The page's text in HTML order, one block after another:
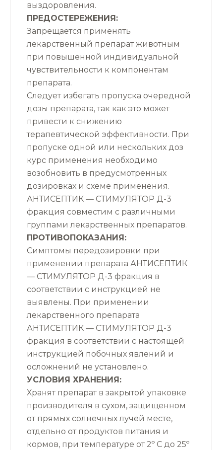
выздоровления.
ПРЕДОСТЕРЕЖЕНИЯ:
Запрещается применять
лекарственный препарат животным
при повышенной индивидуальной
чувствительности к компонентам
препарата.
Следует избегать пропуска очередной
дозы препарата, так как это может
привести к снижению
терапевтической эффективности. При
пропуске одной или нескольких доз
курс применения необходимо
возобновить в предусмотренных
дозировках и схеме применения.
АНТИСЕПТИК — СТИМУЛЯТОР Д-3
фракция совместим с различными
группами лекарственных препаратов.
ПРОТИВОПОКАЗАНИЯ:
Симптомы передозировки при
применении препарата АНТИСЕПТИК
— СТИМУЛЯТОР Д-3 фракция в
соответствии с инструкцией не
выявлены. При применении
лекарственного препарата
АНТИСЕПТИК — СТИМУЛЯТОР Д-3
фракция в соответствии с настоящей
инструкцией побочных явлений и
осложнений не установлено.
УСЛОВИЯ ХРАНЕНИЯ:
Хранят препарат в закрытой упаковке
производителя в сухом, защищенном
от прямых солнечных лучей месте,
отдельно от продуктов питания и
кормов, при температуре от 2º С до 25º